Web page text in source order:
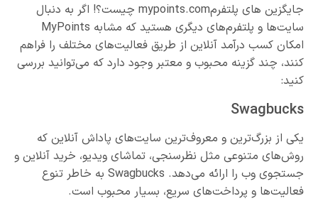
جایگزین های پلتفرمmypoints.com چیست؟! اگر به دنبال
سایت‌ها و پلتفرم‌های دیگری هستید که مشابه MyPoints
امکان کسب درآمد آنلاین از طریق فعالیت‌های مختلف را فراهم
کنند، چند گزینه محبوب و معتبر وجود دارد که می‌توانید بررسی
کنید:
Swagbucks
یکی از بزرگ‌ترین و معروف‌ترین سایت‌های پاداش آنلاین که
روش‌های متنوعی مثل نظرسنجی، تماشای ویدیو، خرید آنلاین و
جستجوی وب را ارائه می‌دهد. Swagbucks به خاطر تنوع
فعالیت‌ها و پرداخت‌های سریع، بسیار محبوب است.